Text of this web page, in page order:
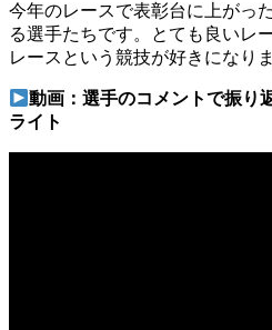
今年のレースで表彰台に上がっ
る選手たちです。とても良いレ
レースという競技が好きになりま
動画：選手のコメントで振り
ライト